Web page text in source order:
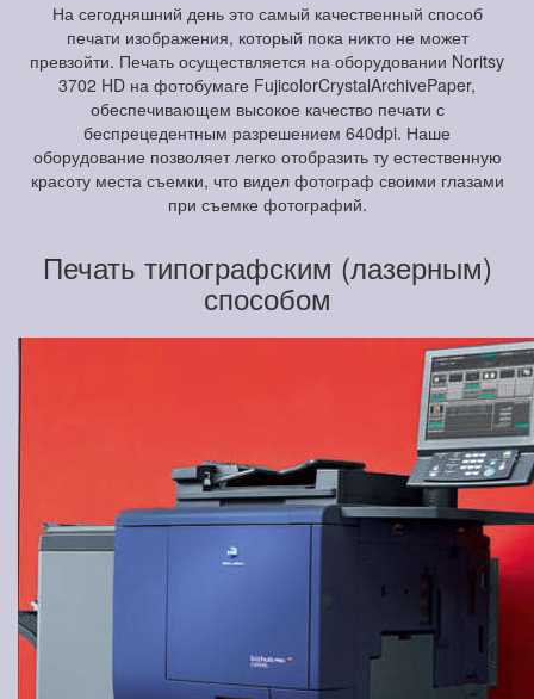
На сегодняшний день это самый качественный способ
печати изображения, который пока никто не может
превзойти. Печать осуществляется на оборудовании Noritsy
3702 HD на фотобумаге FujicolorCrystalArchivePaper,
обеспечивающем высокое качество печати с
беспрецедентным разрешением 640dpi. Наше
оборудование позволяет легко отобразить ту естественную
красоту места съемки, что видел фотограф своими глазами
при съемке фотографий.
Печать типографским (лазерным)
способом